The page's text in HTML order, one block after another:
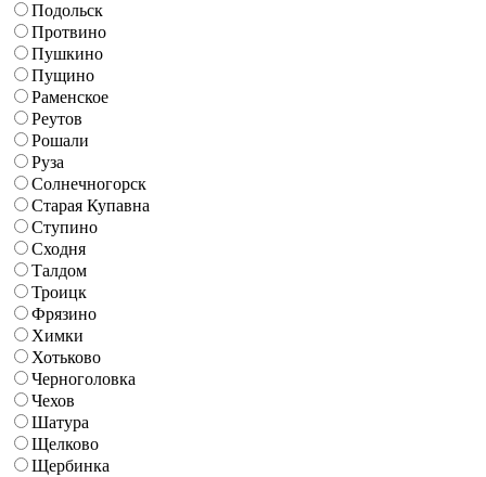
Подольск
Протвино
Пушкино
Пущино
Раменское
Реутов
Рошали
Руза
Солнечногорск
Старая Купавна
Ступино
Сходня
Талдом
Троицк
Фрязино
Химки
Хотьково
Черноголовка
Чехов
Шатура
Щелково
Щербинка